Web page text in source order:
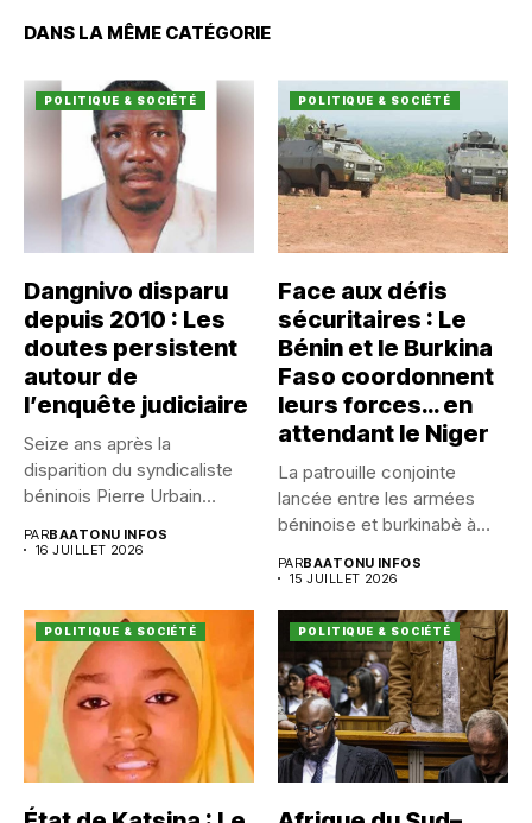
DANS LA MÊME CATÉGORIE
POLITIQUE & SOCIÉTÉ
Dangnivo disparu
depuis 2010 : Les
doutes persistent
autour de
l’enquête judiciaire
Seize ans après la
disparition du syndicaliste
béninois Pierre Urbain
PARBAATONU INFOS
16 JUILLET 2026
POLITIQUE & SOCIÉTÉ
Face aux défis
sécuritaires : Le
Bénin et le Burkina
Faso coordonnent
leurs forces… en
attendant le Niger
La patrouille conjointe
lancée entre les armées
béninoise et burkinabè à
PARBAATONU INFOS
15 JUILLET 2026
POLITIQUE & SOCIÉTÉ POLITIQUE & SOCIÉTÉ